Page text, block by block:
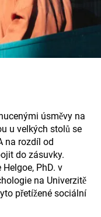
úsměvy na
u velkých stolů se
na rozdíl od
do zásuvky.
Helgoe, PhD. v
na Univerzitě
přetížené sociální